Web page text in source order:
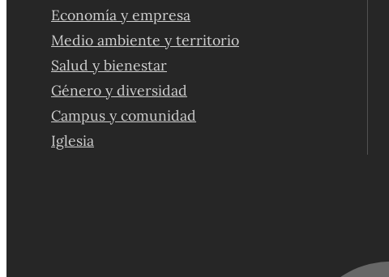
Economía y empresa
Medio ambiente y territorio
Salud y bienestar
Género y diversidad
Campus y comunidad
Iglesia